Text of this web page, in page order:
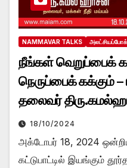
NAMMAVAR TALKS
நீங்கள் வெறுப்பைக்
நெருப்பைக் கக்கும்
தலைவர்
18/10/2024
அக்டோபர் 18, 2024
கட்டுபாட்டில் இயங்கும்